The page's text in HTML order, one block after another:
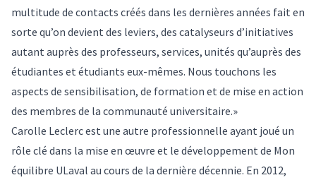
multitude de contacts créés dans les dernières années fait en
sorte qu’on devient des leviers, des catalyseurs d’initiatives
autant auprès des professeurs, services, unités qu’auprès des
étudiantes et étudiants eux-mêmes. Nous touchons les
aspects de sensibilisation, de formation et de mise en action
des membres de la communauté universitaire.»
Carolle Leclerc est une autre professionnelle ayant joué un
rôle clé dans la mise en œuvre et le développement de Mon
équilibre ULaval au cours de la dernière décennie. En 2012,